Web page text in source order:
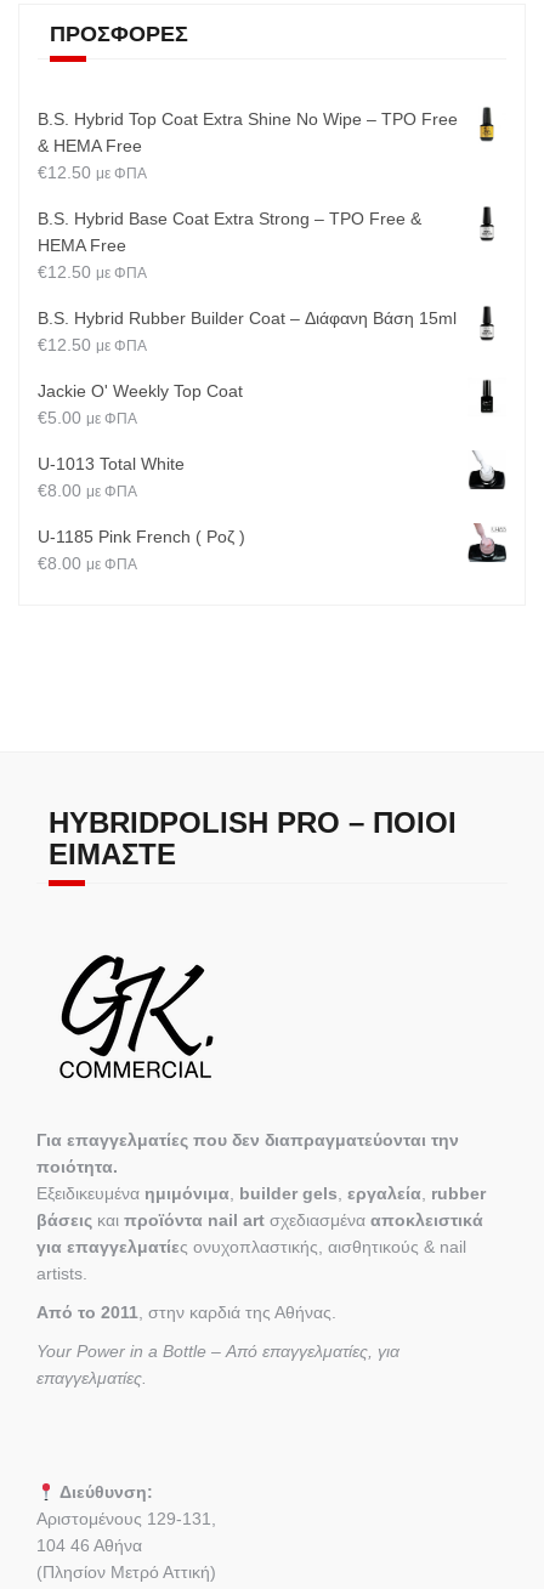
ΠΡΟΣΦΟΡΈΣ
B.S. Hybrid Top Coat Extra Shine No Wipe – TPO Free
& HEMA Free
€12.50 με ΦΠΑ
B.S. Hybrid Base Coat Extra Strong – TPO Free &
HEMA Free
€12.50 με ΦΠΑ
B.S. Hybrid Rubber Builder Coat – Διάφανη Βάση 15ml
€12.50 με ΦΠΑ
Jackie O' Weekly Top Coat
€5.00 με ΦΠΑ
U-1013 Total White
€8.00 με ΦΠΑ
U-1185 Pink French ( Ροζ )
€8.00 με ΦΠΑ
HYBRIDPOLISH PRO – ΠΟΙΟΙ
ΕΊΜΑΣΤΕ
Για επαγγελματίες που δεν διαπραγματεύονται την
ποιότητα.
Εξειδικευμένα ημιμόνιμα, builder gels, εργαλεία, rubber
βάσεις και προϊόντα nail art σχεδιασμένα αποκλειστικά
για επαγγελματίες ονυχοπλαστικής, αισθητικούς & nail
artists.
Από το 2011, στην καρδιά της Αθήνας.
Your Power in a Bottle – Από επαγγελματίες, για
επαγγελματίες.
Διεύθυνση:
Αριστομένους 129-131,
104 46 Αθήνα
(Πλησίον Μετρό Αττική)